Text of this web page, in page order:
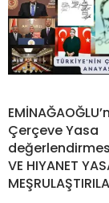
Çerçeve Yasa
VE HIYANET